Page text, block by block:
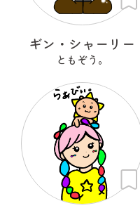
ギン・シャーリー
ともぞう。